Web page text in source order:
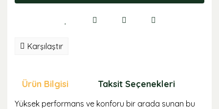
Karşılaştır
Ürün Bilgisi Taksit Seçenekleri
Yüksek performans ve konforu bir arada sunan bu